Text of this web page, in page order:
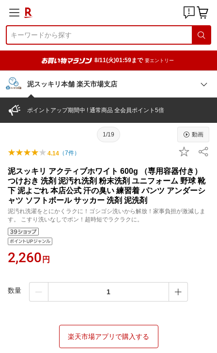
8/11(火)01:59まで 要エントリー
泥スッキリ本舗 楽天市場支店
ポイントアップ期間中 ! 通常商品 全会員ポイント5倍
1/19 動画
4.14 （7件）
泥スッキリ アクティブホワイト 600g （専用容器付き）
つけおき 洗剤 泥汚れ洗剤 粉末洗剤 ユニフォーム 野球 靴
下 泥よごれ 本店公式 汗の臭い 練習着 パンツ アンダーシ
ャツ ソフトボール サッカー 洗剤 泥洗剤
泥汚れ洗濯をとにかくラクに！ゴシゴシ洗いから解放！家事負担が激減しま
す。 こすり洗いなしでポン！超時短でラクラクに。
2,260 円
数量
楽天市場アプリで購入する